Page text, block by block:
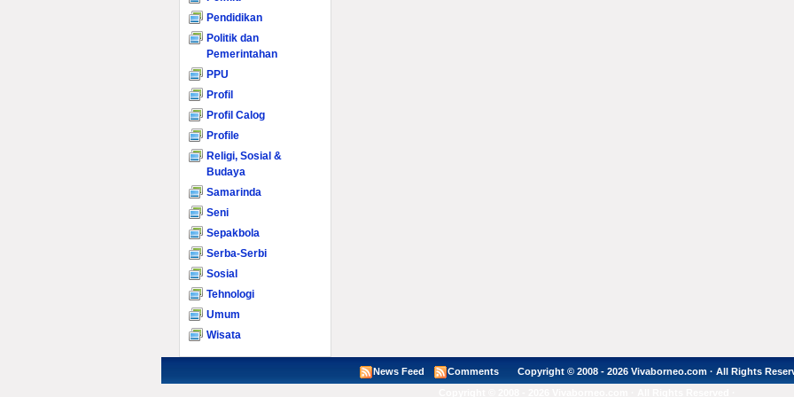
Pendidikan
Politik dan
Pemerintahan
PPU
Profil
Profil Calog
Profile
Religi, Sosial &
Budaya
Samarinda
Seni
Sepakbola
Serba-Serbi
Sosial
Tehnologi
Umum
Wisata
News Feed Comments Copyright © 2008 - 2026 Vivaborneo.com · All Rights